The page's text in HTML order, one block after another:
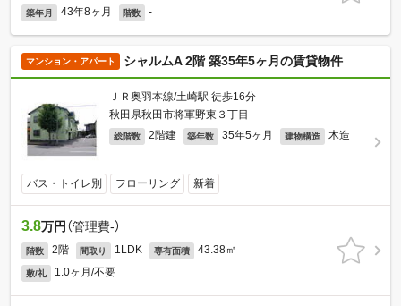
築年月 43年8ヶ月 階数 -
マンション・アパート シャルムA 2階 築35年5ヶ月の賃貸物件
ＪＲ奥羽本線/土崎駅 徒歩16分
秋田県秋田市将軍野東３丁目
総階数 2階建 築年数 35年5ヶ月 建物構造 木造
バス・トイレ別 フローリング 新着
3.8万円 （管理費-）
階数 2階 間取り 1LDK 専有面積 43.38㎡
敷/礼 1.0ヶ月/不要